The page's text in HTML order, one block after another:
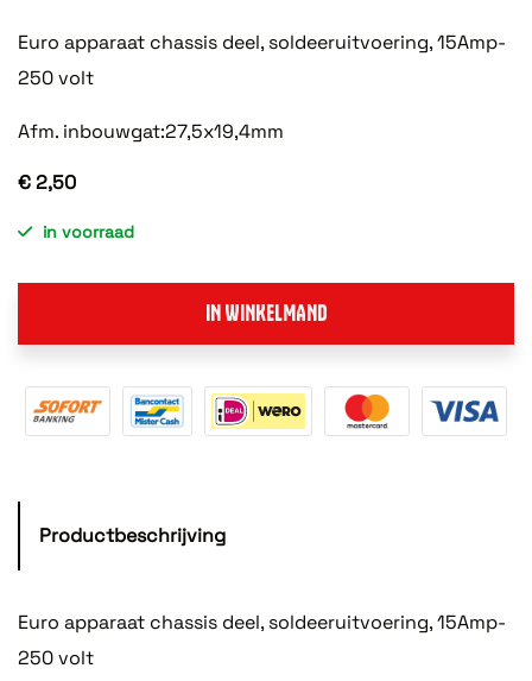
Euro apparaat chassis deel, soldeeruitvoering, 15Amp-
250 volt
Afm. inbouwgat:27,5x19,4mm
€ 2,50
in voorraad
IN WINKELMAND
Productbeschrijving
Euro apparaat chassis deel, soldeeruitvoering, 15Amp-
250 volt